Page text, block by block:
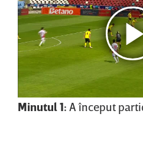
Minutul 1: A început